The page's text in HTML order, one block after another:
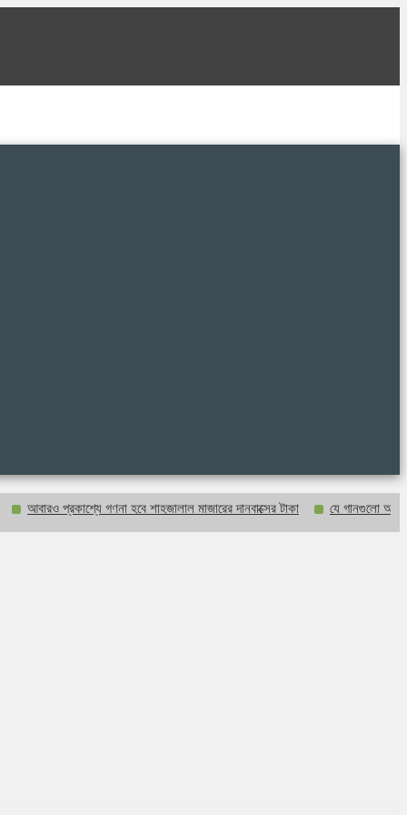
প্রকাশ্যে গণনা হবে শাহজালাল মাজারের দানবাক্সের টাকা যে গানগুলো আজও ফিরিয়ে